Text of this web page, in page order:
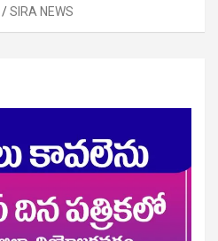
SIRA NEWS